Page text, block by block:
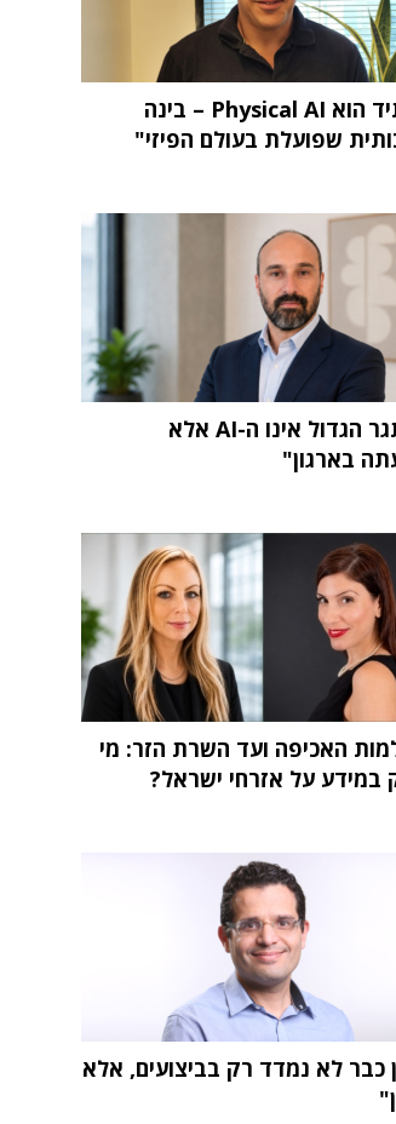
"העתיד הוא Physical AI – בינה
שפועלת בעולם הפיזי"
"האתגר הגדול אינו ה-AI אלא
בארגון"
האכיפה ועד השרת הזר: מי
במידע על אזרחי ישראל?
כבר לא נמדד רק בביצועים, אלא